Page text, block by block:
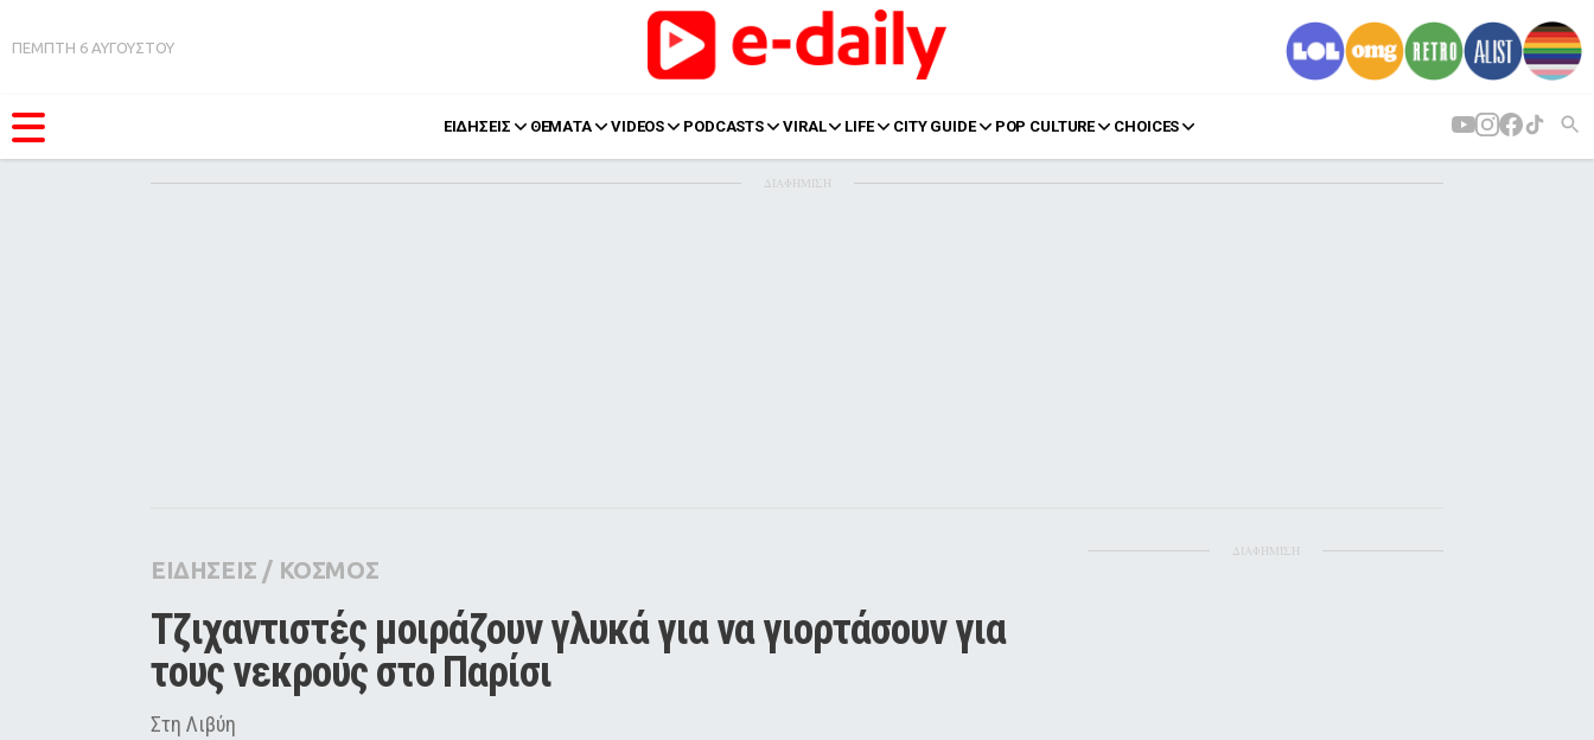
ΠΕΜΠΤΗ 6 ΑΥΓΟΥΣΤΟΥ
ΕΙΔΗΣΕΙΣ ΘΕΜΑΤΑ VIDEOS PODCASTS VIRAL LIFE CITY GUIDE POP CULTURE CHOICES
Pop Culture
Agenda
ΔΙΑΦΗΜΙΣΗ
ΕΙΔΗΣΕΙΣ / ΚΟΣΜΟΣ
Τζιχαντιστές μοιράζουν γλυκά για να γιορτάσουν για
τους νεκρούς στο Παρίσι
Στη Λιβύη
ΔΙΑΦΗΜΙΣΗ